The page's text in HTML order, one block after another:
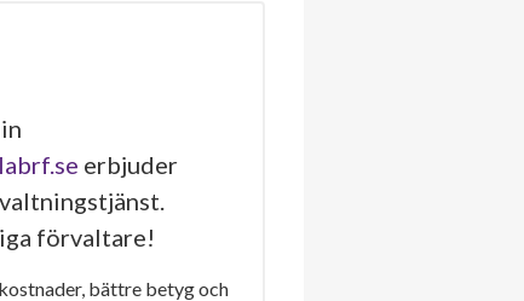
erbjuder
förvaltare!
bättre betyg och